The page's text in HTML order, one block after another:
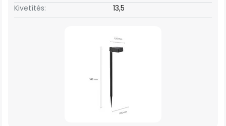
Kivetítés: 13,5